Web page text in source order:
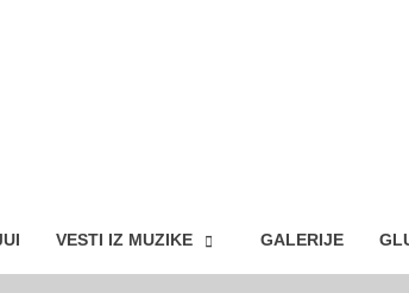
VESTI IZ MUZIKE GALERIJE